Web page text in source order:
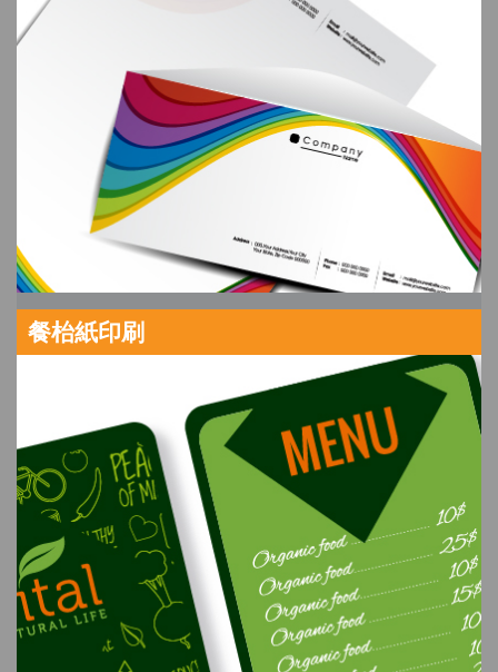
餐枱紙印刷